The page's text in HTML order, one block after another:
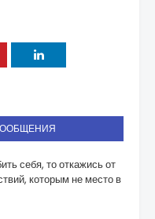
себя, то откажись от
которым не место в